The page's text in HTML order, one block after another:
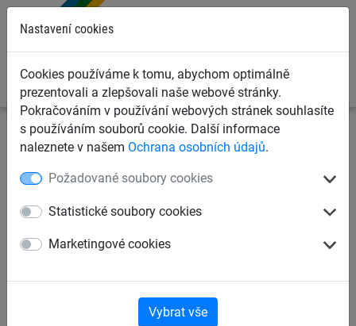
Nastavení cookies
Cookies používáme k tomu, abychom optimálně
prezentovali a zlepšovali naše webové stránky.
Pokračováním v používání webových stránek souhlasíte
s používáním souborů cookie. Další informace
naleznete v našem Ochrana osobních údajů.
Požadované soubory cookies
Statistické soubory cookies
Marketingové cookies
Vybrat vše
Sportovní sítě Ochranné sítě na míče
Ochranné sítě v
Ochranná síť bezuzlová PP 1,5
mm, oko 30 mm